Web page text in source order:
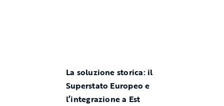
La soluzione storica: il
Superstato Europeo e
l’integrazione a Est